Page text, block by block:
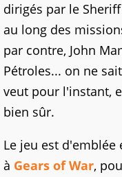
dirigés par le
au long des
par contre, John
Pétroles... on ne
veut pour l'instant,
bien sûr.
Le jeu est
à Gears of War,